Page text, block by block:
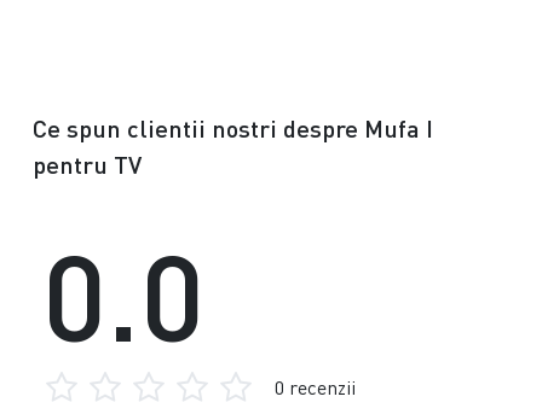
Ce spun clientii nostri despre Mufa I
pentru TV
0.0
0 recenzii